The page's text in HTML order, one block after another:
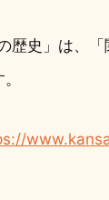
歴史」は、